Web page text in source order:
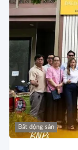
Bất động sản